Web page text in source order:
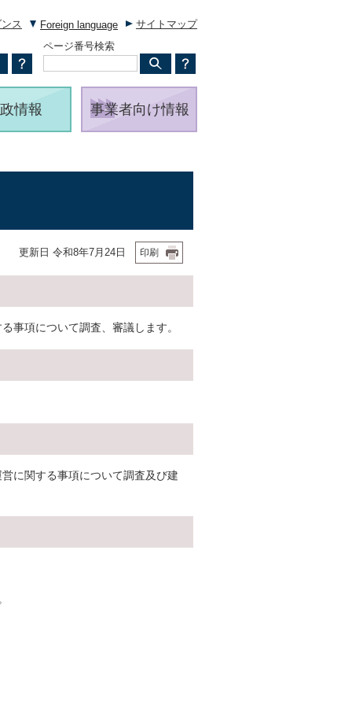
ス Foreign language
サイトマップ
ページ番号検索
情報 事業者向け情報
更新日 令和8年7月24日 印刷
事項について調査、審議します。
に関する事項について調査及び建